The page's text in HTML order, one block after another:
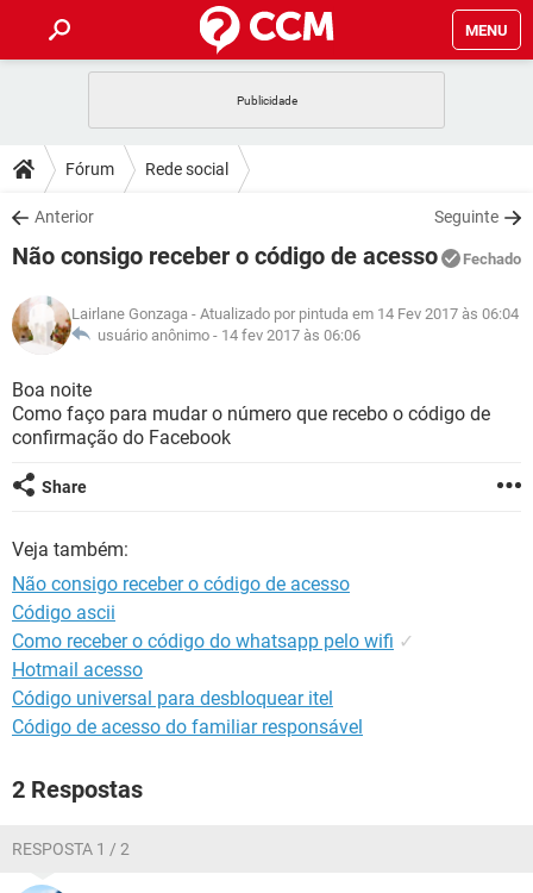
MENU
CELULAR
OUTLOOK
INSTAGRAM GMAIL
GUIA DE COMPRAS
DICAS
JOGOS
INSTAGRAM GMAIL
DOWNLOADS
JOGOS WHATSAPP
CELULAR
OUTLOOK EXCEL
INSTAGRAM
GUIA DE COMPRAS
JOGOS WHATSAPP
OUTLOOK
INSTAGRAM
GUIA DE COMPRAS
GLOSSÁRIO
CELULAR FACEBOOK
INSTAGRAM
GUIA DE COMPRAS
Fórum Rede social
Anterior Seguinte
Não consigo receber o código de acesso Fechado
Lairlane Gonzaga - Atualizado por pintuda em 14 Fev 2017 às 06:04
usuário anônimo - 14 fev 2017 às 06:06
Boa noite
Como faço para mudar o número que recebo o código de
confirmação do Facebook
Share
Veja também:
Não consigo receber o código de acesso
Código ascii
Como receber o código do whatsapp pelo wifi ✓
Hotmail acesso
Código universal para desbloquear itel
Código de acesso do familiar responsável
2 Respostas
RESPOSTA 1 / 2